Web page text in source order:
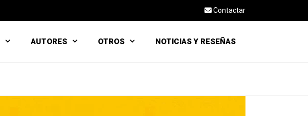
Contactar
AUTORES OTROS NOTICIAS Y RESEÑAS